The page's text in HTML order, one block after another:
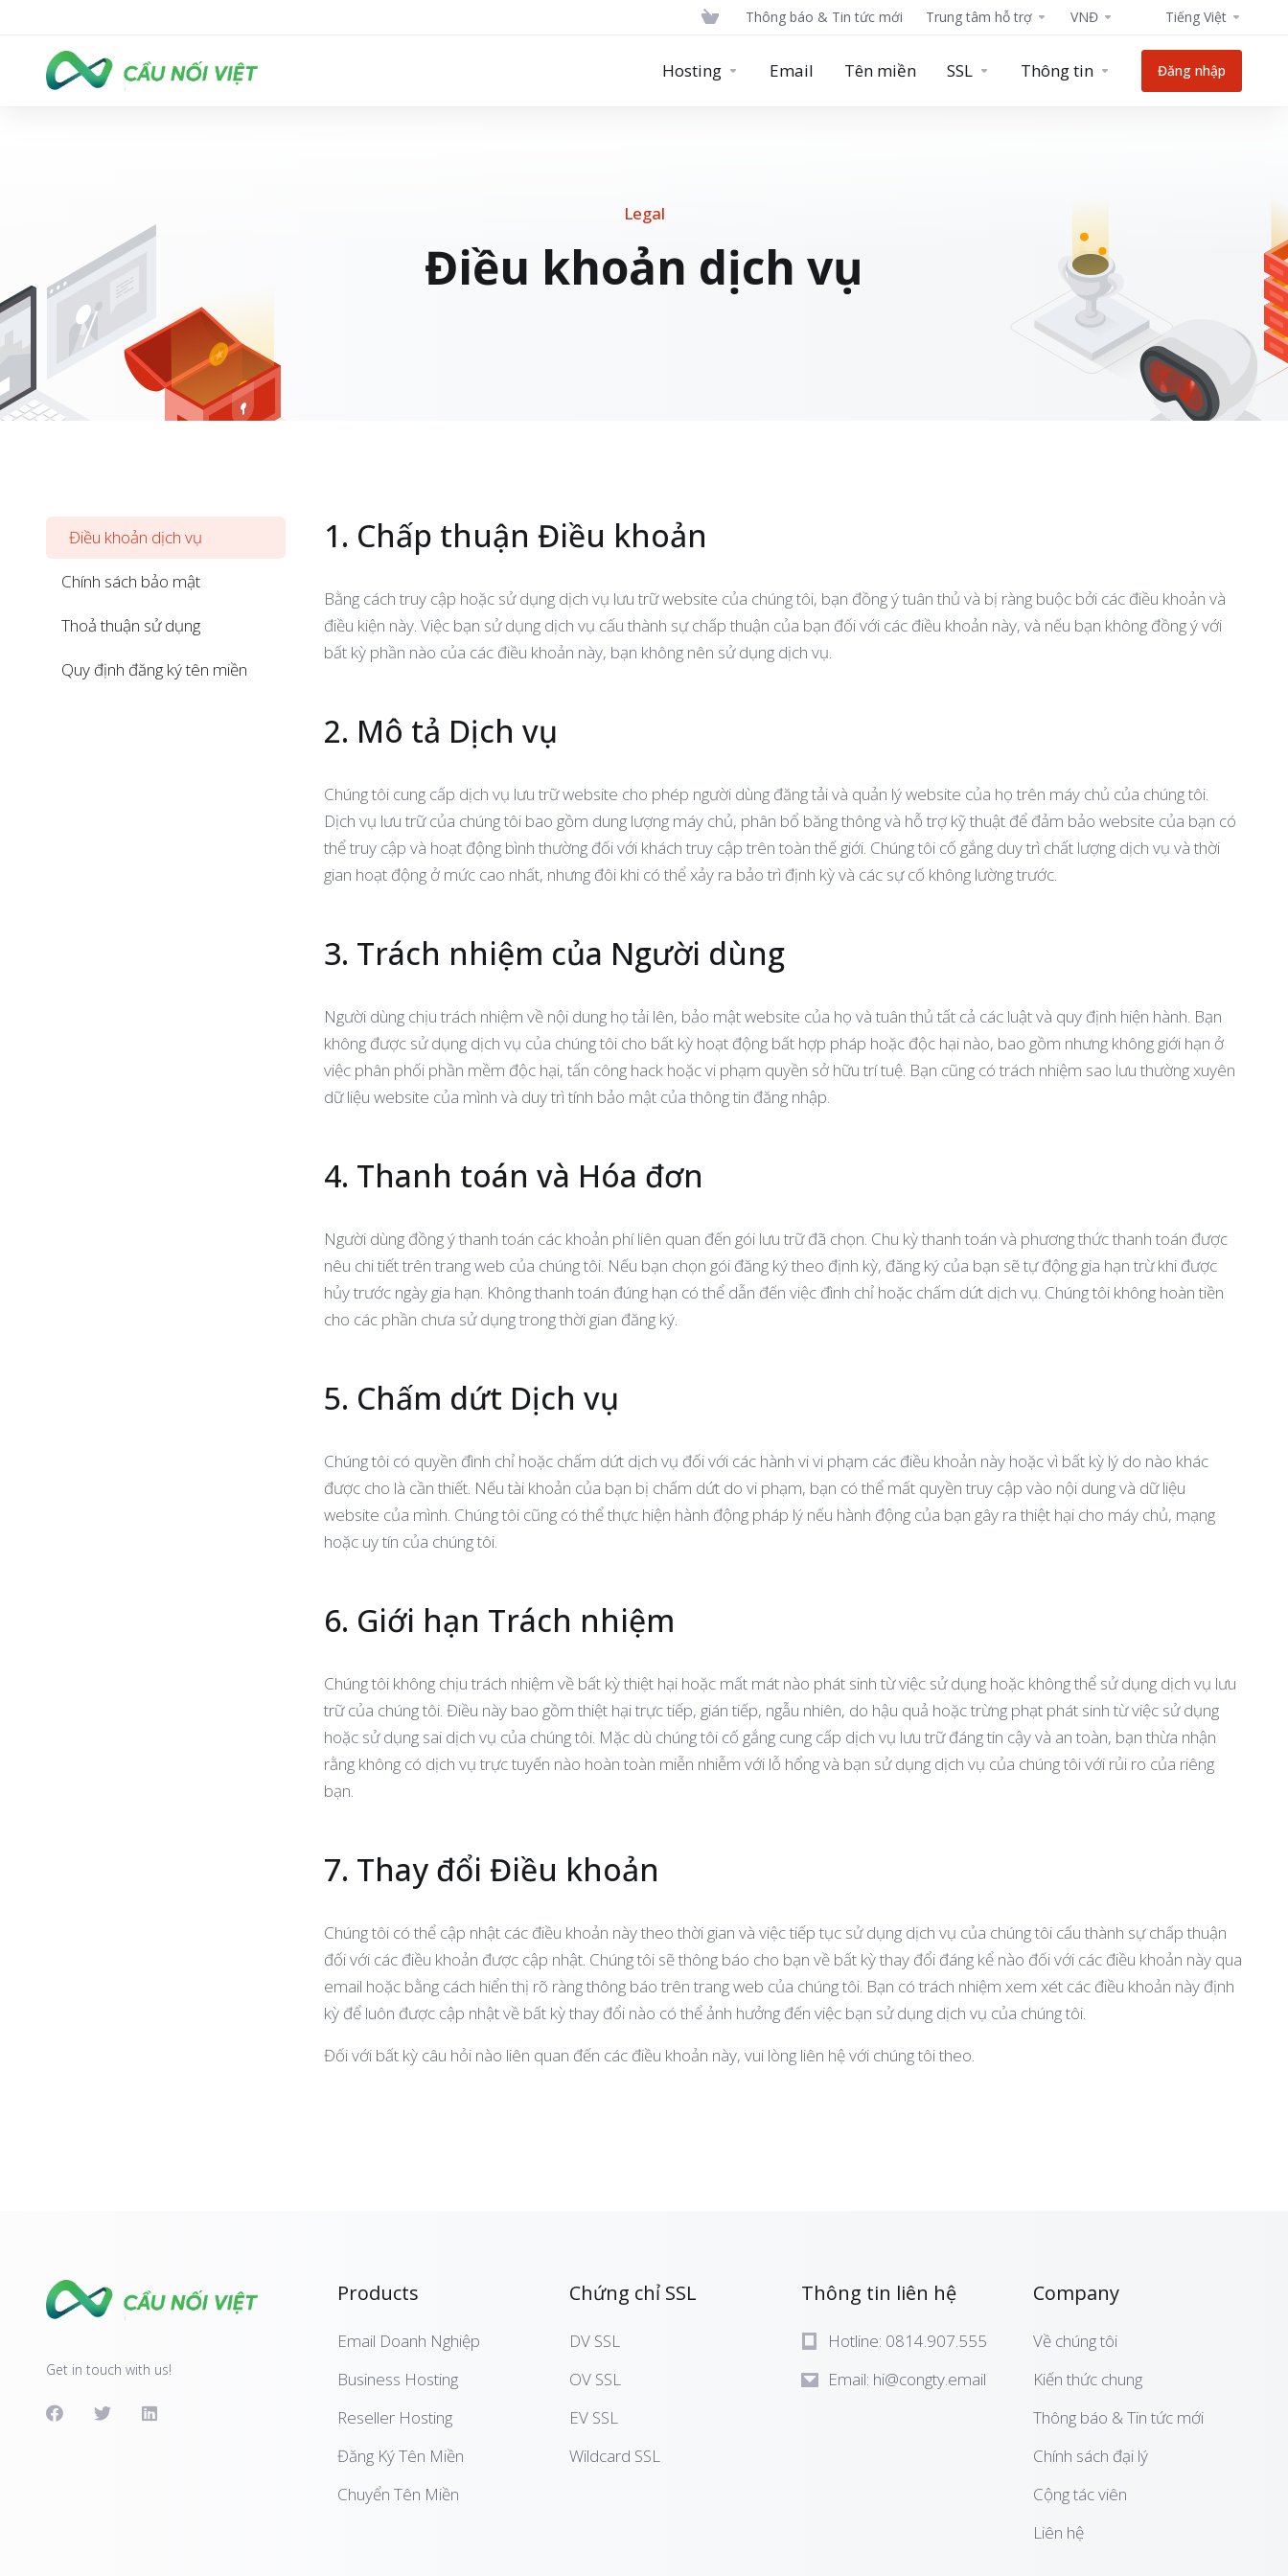
Thông báo & Tin tức mới Trung tâm hỗ trợ VNĐ Tiếng Việt
Hosting Email Tên miền SSL Thông tin Đăng nhập
Legal
Điều khoản dịch vụ
Điều khoản dịch vụ
Chính sách bảo mật
Thoả thuận sử dụng
Quy định đăng ký tên miền
1. Chấp thuận Điều khoản
Bằng cách truy cập hoặc sử dụng dịch vụ lưu trữ website của chúng tôi, bạn đồng ý tuân thủ và bị ràng buộc bởi các điều khoản và
điều kiện này. Việc bạn sử dụng dịch vụ cấu thành sự chấp thuận của bạn đối với các điều khoản này, và nếu bạn không đồng ý với
bất kỳ phần nào của các điều khoản này, bạn không nên sử dụng dịch vụ.
2. Mô tả Dịch vụ
Chúng tôi cung cấp dịch vụ lưu trữ website cho phép người dùng đăng tải và quản lý website của họ trên máy chủ của chúng tôi.
Dịch vụ lưu trữ của chúng tôi bao gồm dung lượng máy chủ, phân bổ băng thông và hỗ trợ kỹ thuật để đảm bảo website của bạn có
thể truy cập và hoạt động bình thường đối với khách truy cập trên toàn thế giới. Chúng tôi cố gắng duy trì chất lượng dịch vụ và thời
gian hoạt động ở mức cao nhất, nhưng đôi khi có thể xảy ra bảo trì định kỳ và các sự cố không lường trước.
3. Trách nhiệm của Người dùng
Người dùng chịu trách nhiệm về nội dung họ tải lên, bảo mật website của họ và tuân thủ tất cả các luật và quy định hiện hành. Bạn
không được sử dụng dịch vụ của chúng tôi cho bất kỳ hoạt động bất hợp pháp hoặc độc hại nào, bao gồm nhưng không giới hạn ở
việc phân phối phần mềm độc hại, tấn công hack hoặc vi phạm quyền sở hữu trí tuệ. Bạn cũng có trách nhiệm sao lưu thường xuyên
dữ liệu website của mình và duy trì tính bảo mật của thông tin đăng nhập.
4. Thanh toán và Hóa đơn
Người dùng đồng ý thanh toán các khoản phí liên quan đến gói lưu trữ đã chọn. Chu kỳ thanh toán và phương thức thanh toán được
nêu chi tiết trên trang web của chúng tôi. Nếu bạn chọn gói đăng ký theo định kỳ, đăng ký của bạn sẽ tự động gia hạn trừ khi được
hủy trước ngày gia hạn. Không thanh toán đúng hạn có thể dẫn đến việc đình chỉ hoặc chấm dứt dịch vụ. Chúng tôi không hoàn tiền
cho các phần chưa sử dụng trong thời gian đăng ký.
5. Chấm dứt Dịch vụ
Chúng tôi có quyền đình chỉ hoặc chấm dứt dịch vụ đối với các hành vi vi phạm các điều khoản này hoặc vì bất kỳ lý do nào khác
được cho là cần thiết. Nếu tài khoản của bạn bị chấm dứt do vi phạm, bạn có thể mất quyền truy cập vào nội dung và dữ liệu
website của mình. Chúng tôi cũng có thể thực hiện hành động pháp lý nếu hành động của bạn gây ra thiệt hại cho máy chủ, mạng
hoặc uy tín của chúng tôi.
6. Giới hạn Trách nhiệm
Chúng tôi không chịu trách nhiệm về bất kỳ thiệt hại hoặc mất mát nào phát sinh từ việc sử dụng hoặc không thể sử dụng dịch vụ lưu
trữ của chúng tôi. Điều này bao gồm thiệt hại trực tiếp, gián tiếp, ngẫu nhiên, do hậu quả hoặc trừng phạt phát sinh từ việc sử dụng
hoặc sử dụng sai dịch vụ của chúng tôi. Mặc dù chúng tôi cố gắng cung cấp dịch vụ lưu trữ đáng tin cậy và an toàn, bạn thừa nhận
rằng không có dịch vụ trực tuyến nào hoàn toàn miễn nhiễm với lỗ hổng và bạn sử dụng dịch vụ của chúng tôi với rủi ro của riêng
bạn.
7. Thay đổi Điều khoản
Chúng tôi có thể cập nhật các điều khoản này theo thời gian và việc tiếp tục sử dụng dịch vụ của chúng tôi cấu thành sự chấp thuận
đối với các điều khoản được cập nhật. Chúng tôi sẽ thông báo cho bạn về bất kỳ thay đổi đáng kể nào đối với các điều khoản này qua
email hoặc bằng cách hiển thị rõ ràng thông báo trên trang web của chúng tôi. Bạn có trách nhiệm xem xét các điều khoản này định
kỳ để luôn được cập nhật về bất kỳ thay đổi nào có thể ảnh hưởng đến việc bạn sử dụng dịch vụ của chúng tôi.
Đối với bất kỳ câu hỏi nào liên quan đến các điều khoản này, vui lòng liên hệ với chúng tôi theo.
Get in touch with us!
Products
Email Doanh Nghiệp
Business Hosting
Reseller Hosting
Đăng Ký Tên Miền
Chuyển Tên Miền
Chứng chỉ SSL
DV SSL
OV SSL
EV SSL
Wildcard SSL
Thông tin liên hệ
Hotline: 0814.907.555
Email: hi@congty.email
Company
Về chúng tôi
Kiến thức chung
Thông báo & Tin tức mới
Chính sách đại lý
Cộng tác viên
Liên hệ